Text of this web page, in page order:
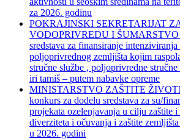
za 2026. godinu
POKRAJINSKI SEKRETARIJAT
VODOPRIVREDU I ŠUMARSTVO
sredstava za finansiranje intenziviranja
poljoprivrednog zemljišta kojim
stručne službe , poljoprivredne
iri tamiš ‒ putem nabavke opreme
MINISTARSTVO ZAŠTITE
konkurs za dodelu sredstava za su/
projekata ozelenjavanja u cilju zaštite
diverziteta i očuvanja i zaštite
u 2026. godini